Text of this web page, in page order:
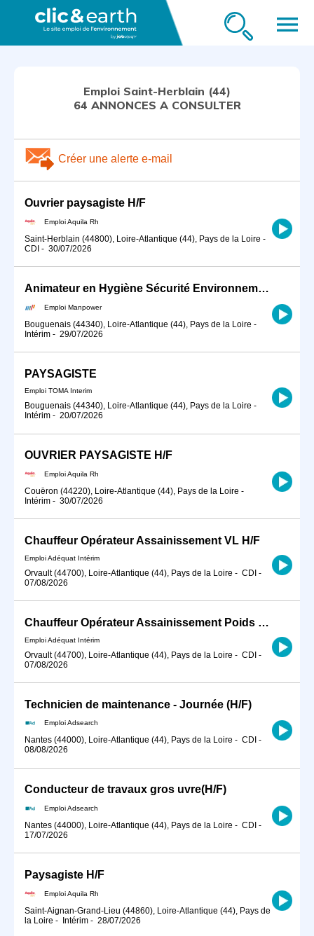
menu
Emploi Saint-Herblain (44)
64 ANNONCES A CONSULTER
Créer une alerte e-mail
Ouvrier paysagiste H/F
Emploi Aquila Rh
Saint-Herblain (44800), Loire-Atlantique (44), Pays de la Loire -
CDI - 30/07/2026
Animateur en Hygiène Sécurité Environnement (H/F)
Emploi Manpower
Bouguenais (44340), Loire-Atlantique (44), Pays de la Loire -
Intérim - 29/07/2026
PAYSAGISTE
Emploi TOMA Interim
Bouguenais (44340), Loire-Atlantique (44), Pays de la Loire -
Intérim - 20/07/2026
OUVRIER PAYSAGISTE H/F
Emploi Aquila Rh
Couëron (44220), Loire-Atlantique (44), Pays de la Loire -
Intérim - 30/07/2026
Chauffeur Opérateur Assainissement VL H/F
Emploi Adéquat Intérim
Orvault (44700), Loire-Atlantique (44), Pays de la Loire - CDI -
07/08/2026
Chauffeur Opérateur Assainissement Poids Lourd (H/F).
Emploi Adéquat Intérim
Orvault (44700), Loire-Atlantique (44), Pays de la Loire - CDI -
07/08/2026
Technicien de maintenance - Journée (H/F)
Emploi Adsearch
Nantes (44000), Loire-Atlantique (44), Pays de la Loire - CDI -
08/08/2026
Conducteur de travaux gros uvre(H/F)
Emploi Adsearch
Nantes (44000), Loire-Atlantique (44), Pays de la Loire - CDI -
17/07/2026
Paysagiste H/F
Emploi Aquila Rh
Saint-Aignan-Grand-Lieu (44860), Loire-Atlantique (44), Pays de
la Loire - Intérim - 28/07/2026